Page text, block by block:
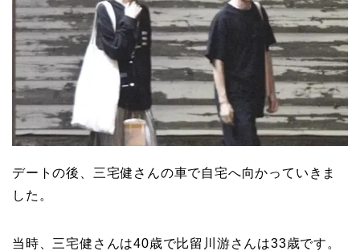
デートの後、三宅健さんの車で自宅へ向かっていきま
した。
当時、三宅健さんは40歳で比留川游さんは33歳です。